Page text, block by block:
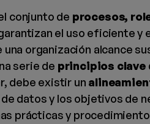
conjunto de procesos,
el uso eficiente y
organización alcance
serie de principios clave
debe existir un
datos y los objetivos de
prácticas y